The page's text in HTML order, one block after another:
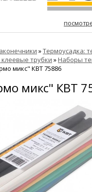
»Термоусадка:
клеевые трубки »Наборы
микс" КВТ 75886
микс" КВТ